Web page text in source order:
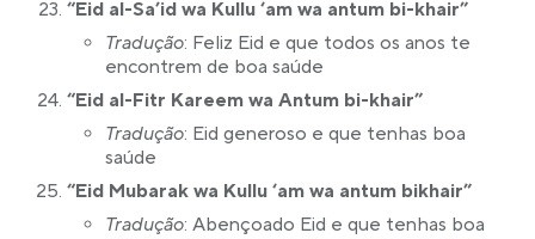
“Eid al-Sa’id wa Kullu ‘am wa antum bi-khair”
Tradução: Feliz Eid e que todos os anos te
encontrem de boa saúde
“Eid al-Fitr Kareem wa Antum bi-khair”
Tradução: Eid generoso e que tenhas boa
saúde
“Eid Mubarak wa Kullu ‘am wa antum bikhair”
Tradução: Abençoado Eid e que tenhas boa